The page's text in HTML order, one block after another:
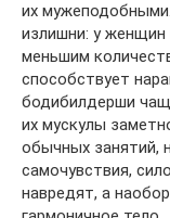
их
излишни: у женщин
меньшим
способствует
бодибилдерши
их мускулы
обычных занятий,
самочувствия,
навредят, а